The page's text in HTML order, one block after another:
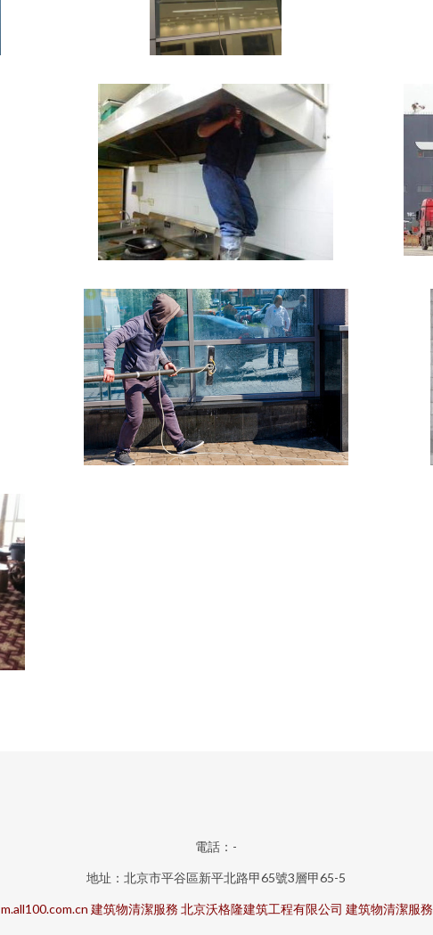
電話：-
地址：北京市平谷區新平北路甲65號3層甲65-5
m.all100.com.cn 建筑物清潔服務 北京沃格隆建筑工程有限公司 建筑物清潔服務